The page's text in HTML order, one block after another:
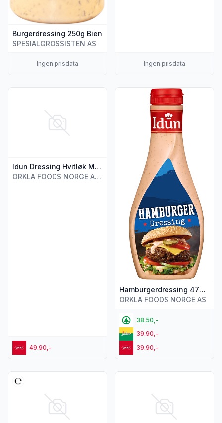
Burgerdressing 250g Bien
SPESIALGROSSISTEN AS
Ingen prisdata Ingen prisdata
Idun Dressing Hvitløk Max 3% 252g
ORKLA FOODS NORGE AS (STABBURET)
49.90,-
Vis flere detaljer for produktet "Idun Dressing Hvitløk Max
Hamburgerdressing 470g Idun
ORKLA FOODS NORGE AS
38.50,-
39.90,-
39.90,-
Vis flere detaljer for
Vis flere detaljer for produktet "Cardini Ranchdressing m/